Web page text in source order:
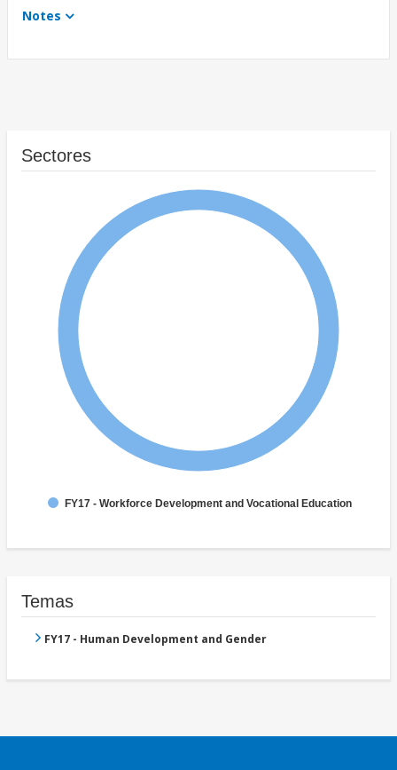
Notes
Sectores
FY17 - Workforce Development and Vocational Education
Temas
FY17 - Human Development and Gender